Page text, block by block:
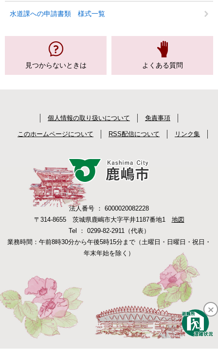
水道課への申請書類 様式一覧
見つからないときは よくある質問
個人情報の取り扱いについて 免責事項
このホームページについて RSS配信について リンク集
法人番号 ： 6000020082228
〒314-8655 茨城県鹿嶋市大字平井1187番地1 地図
Tel ： 0299-82-2911（代表）
業務時間：午前8時30分から午後5時15分まで（土曜日・日曜日・祝日・
年末年始を除く）